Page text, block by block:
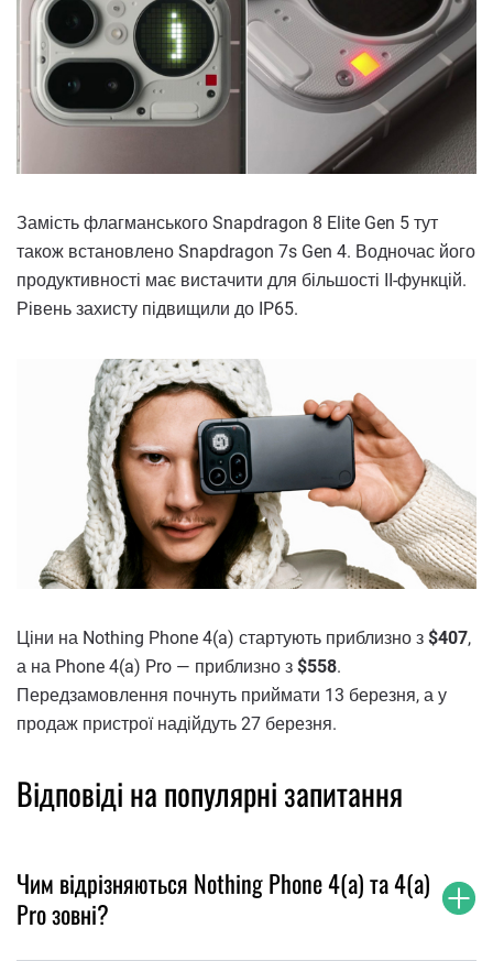
Замість флагманського Snapdragon 8 Elite Gen 5 тут
також встановлено Snapdragon 7s Gen 4. Водночас його
продуктивності має вистачити для більшості ІІ-функцій.
Рівень захисту підвищили до IP65.
Ціни на Nothing Phone 4(a) стартують приблизно з $407,
а на Phone 4(a) Pro — приблизно з $558.
Передзамовлення почнуть приймати 13 березня, а у
продаж пристрої надійдуть 27 березня.
Відповіді на популярні запитання
Чим відрізняються Nothing Phone 4(a) та 4(a)
Pro зовні?